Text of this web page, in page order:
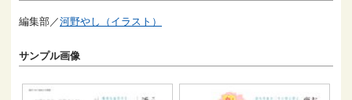
編集部／河野やし（イラスト）
サンプル画像